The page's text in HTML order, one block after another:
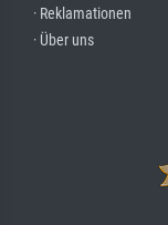
· Reklamationen
· Über uns